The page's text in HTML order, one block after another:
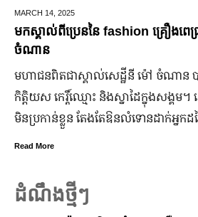
14,2025
ល់ពីប្រេននៃ​ fashion គ្រឿងពេជ្ររបស់ស
ពិតជា​ស្គាល់​សេដ្ឋី​នី ម៉ៅ ចំណាន បាន​យ៉ាង​
កេរ្តិ៍ឈ្មោះ និង​ស្នាដៃ​ក្នុង​សង្គម។ សេដ្ឋី​នី​រូប​
ន់​ខ្លួន តែងតែ​ឱនលំទោន​ដាក់​អ្នក​ដទៃ​មុន​ជានិ
ដំណឹងថ្មីៗ